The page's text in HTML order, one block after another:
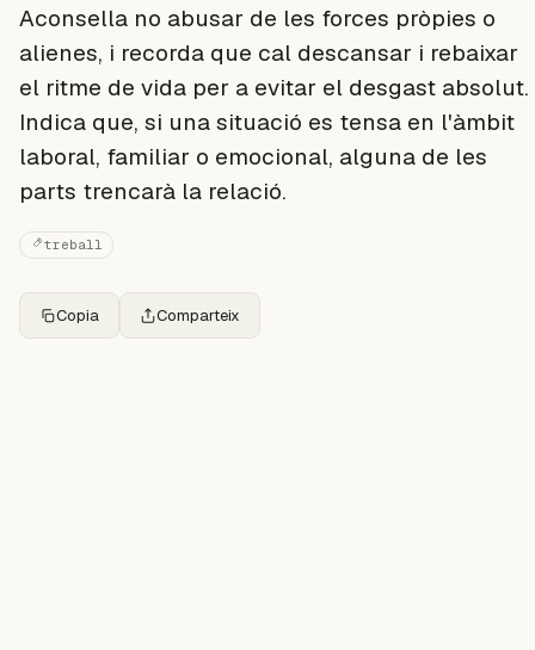
Aconsella no abusar de les forces pròpies o
alienes, i recorda que cal descansar i rebaixar
el ritme de vida per a evitar el desgast absolut.
Indica que, si una situació es tensa en l'àmbit
laboral, familiar o emocional, alguna de les
parts trencarà la relació.
treball
Copia Comparteix